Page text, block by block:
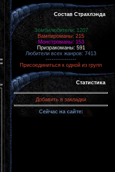
Состав Страхлэнда
Зомбилюбители: 1207
Вампироманы: 215
Монстроманы: 153
Призракоманы: 591
Любители всех жанров: 7413
----------------
Присоединиться к одной из групп
Статистика
Добавить в закладки
Сейчас на сайте: